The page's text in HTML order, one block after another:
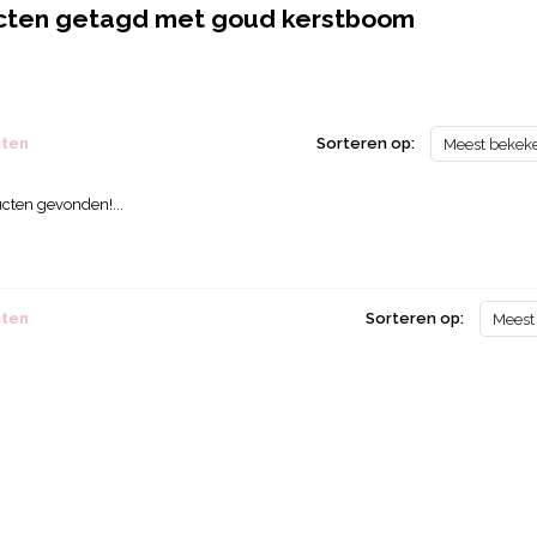
getagd met goud kerstboom
Sorteren op: Meest
gevonden!...
Sorteren op: